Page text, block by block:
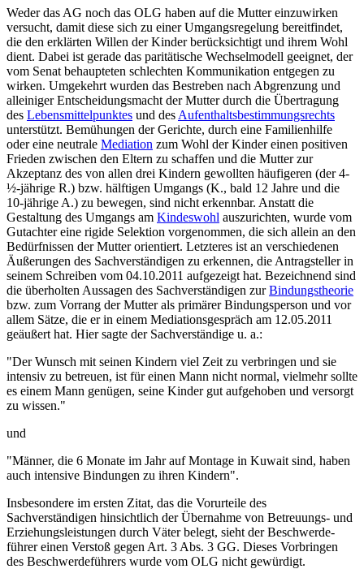
Weder das AG noch das OLG haben auf die Mutter einzuwirken
versucht, damit diese sich zu einer Umgangs­regelung bereitfindet,
die den erklärten Willen der Kinder berücksichtigt und ihrem Wohl
dient. Dabei ist gerade das paritätische Wechselmodell geeignet, der
vom Senat behaupteten schlechten Kommunikation entgegen zu
wirken. Umgekehrt wurden das Bestreben nach Abgrenzung und
alleiniger Entscheidungs­macht der Mutter durch die Übertragung
des Lebensmittelpunktes und des Aufenthaltsbestimmungsrechts
unterstützt. Bemühungen der Gerichte, durch eine Familienhilfe
oder eine neutrale Mediation zum Wohl der Kinder einen positiven
Frieden zwischen den Eltern zu schaffen und die Mutter zur
Akzeptanz des von allen drei Kindern gewollten häufigeren (der 4-
½-jährige R.) bzw. hälftigen Umgangs (K., bald 12 Jahre und die
10-jährige A.) zu bewegen, sind nicht erkennbar. Anstatt die
Gestaltung des Umgangs am Kindeswohl auszurichten, wurde vom
Gutachter eine rigide Selektion vorgenommen, die sich allein an den
Bedürfnissen der Mutter orientiert. Letzteres ist an verschiedenen
Äußerungen des Sachverständigen zu erkennen, die Antrag­steller in
seinem Schreiben vom 04.10.2011 aufgezeigt hat. Bezeichnend sind
die überholten Aussagen des Sachverständigen zurBindungstheorie
bzw. zum Vorrang der Mutter als primärer Bindungs­person und vor
allem Sätze, die er in einem Mediationsgespräch am 12.05.2011
geäußert hat. Hier sagte der Sachverständige u. a.:
"Der Wunsch mit seinen Kindern viel Zeit zu verbringen und sie
intensiv zu betreuen, ist für einen Mann nicht normal, vielmehr sollte
es einem Mann genügen, seine Kinder gut aufgehoben und versorgt
zu wissen."
und
"Männer, die 6 Monate im Jahr auf Montage in Kuwait sind, haben
auch intensive Bindungen zu ihren Kindern".
Insbesondere im ersten Zitat, das die Vorurteile des
Sachverständigen hinsichtlich der Übernahme von Betreuungs- und
Erziehungs­leistungen durch Väter belegt, sieht der Beschwerde­
führer einen Verstoß gegen Art. 3 Abs. 3 GG. Dieses Vorbringen
des Beschwerde­führers wurde vom OLG nicht gewürdigt.